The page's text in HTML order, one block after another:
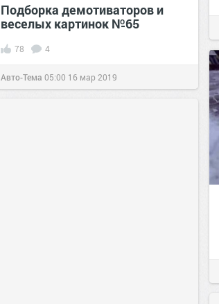
Подборка демотиваторов и
веселых картинок №65
78 4
Авто-Тема 05:00 16 мар 2019